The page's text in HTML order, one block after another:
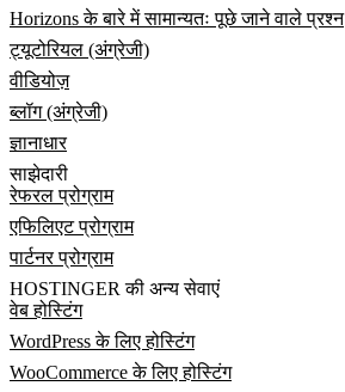
Horizons के बारे में सामान्यतः पूछे जाने वाले प्रश्न
ट्यूटोरियल (अंग्रेजी)
वीडियोज़
ब्लॉग (अंग्रेजी)
ज्ञानाधार
साझेदारी
रेफरल प्रोग्राम
एफिलिएट प्रोग्राम
पार्टनर प्रोग्राम
HOSTINGER की अन्य सेवाएं
वेब होस्टिंग
WordPress के लिए होस्टिंग
WooCommerce के लिए होस्टिंग